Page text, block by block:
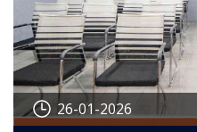
26-01-2026